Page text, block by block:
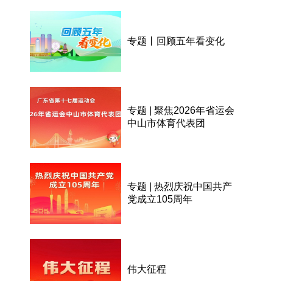
专题丨回顾五年看变化
专题 | 聚焦2026年省运会
中山市体育代表团
专题 | 热烈庆祝中国共产
党成立105周年
伟大征程